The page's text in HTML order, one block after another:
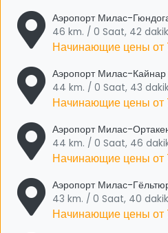
Аэропорт Милас-
46 km. / 0 Saat, 42
Начинающие цены от
Аэропорт Милас-
44 km. / 0 Saat, 43
Начинающие цены от
Аэропорт Милас-
44 km. / 0 Saat, 46
Начинающие цены от
Аэропорт Милас-
43 km. / 0 Saat, 40
Начинающие цены от